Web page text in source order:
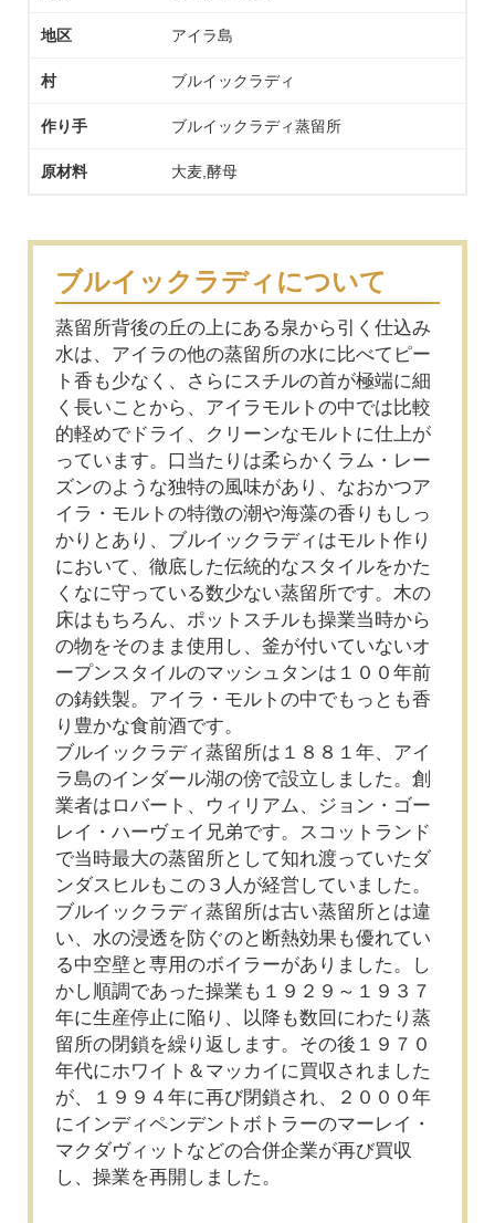
地区 アイラ島
村 ブルイックラディ
作り手 ブルイックラディ蒸留所
原材料 大麦,酵母
ブルイックラディについて
蒸留所背後の丘の上にある泉から引く仕込み
水は、アイラの他の蒸留所の水に比べてピー
ト香も少なく、さらにスチルの首が極端に細
く長いことから、アイラモルトの中では比較
的軽めでドライ、クリーンなモルトに仕上が
っています。口当たりは柔らかくラム・レー
ズンのような独特の風味があり、なおかつア
イラ・モルトの特徴の潮や海藻の香りもしっ
かりとあり、ブルイックラディはモルト作り
において、徹底した伝統的なスタイルをかた
くなに守っている数少ない蒸留所です。木の
床はもちろん、ポットスチルも操業当時から
の物をそのまま使用し、釜が付いていないオ
ープンスタイルのマッシュタンは１００年前
の鋳鉄製。アイラ・モルトの中でもっとも香
り豊かな食前酒です。
ブルイックラディ蒸留所は１８８１年、アイ
ラ島のインダール湖の傍で設立しました。創
業者はロバート、ウィリアム、ジョン・ゴー
レイ・ハーヴェイ兄弟です。スコットランド
で当時最大の蒸留所として知れ渡っていたダ
ンダスヒルもこの３人が経営していました。
ブルイックラディ蒸留所は古い蒸留所とは違
い、水の浸透を防ぐのと断熱効果も優れてい
る中空壁と専用のボイラーがありました。し
かし順調であった操業も１９２９～１９３７
年に生産停止に陥り、以降も数回にわたり蒸
留所の閉鎖を繰り返します。その後１９７０
年代にホワイト＆マッカイに買収されました
が、１９９４年に再び閉鎖され、２０００年
にインディペンデントボトラーのマーレイ・
マクダヴィットなどの合併企業が再び買収
し、操業を再開しました。